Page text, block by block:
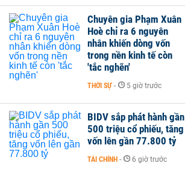
Chuyên gia Phạm Xuân
Hoè chỉ ra 6 nguyên
nhân khiến dòng vốn
trong nền kinh tế còn
'tắc nghẽn'
THỜI SỰ - 5 giờ trước
BIDV sắp phát hành gần
500 triệu cổ phiếu, tăng
vốn lên gần 77.800 tỷ
TÀI CHÍNH - 6 giờ trước